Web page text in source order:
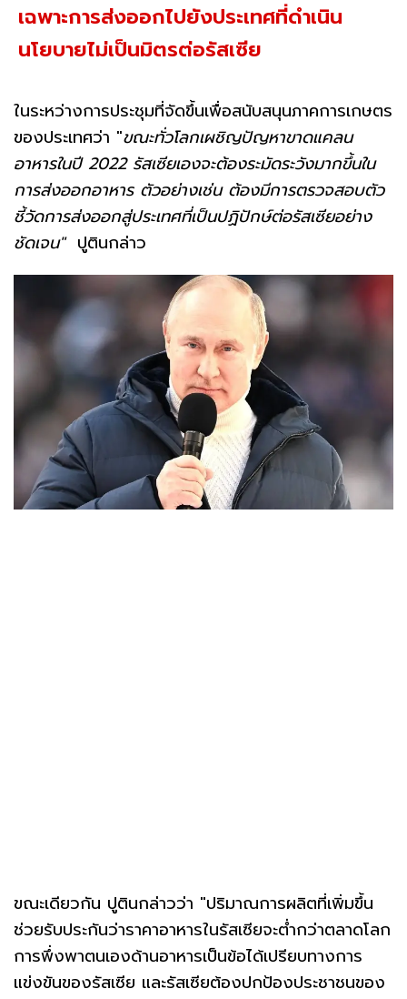
เฉพาะการส่งออกไปยังประเทศที่ดำเนิน
นโยบายไม่เป็นมิตรต่อรัสเซีย
ในระหว่างการประชุมที่จัดขึ้นเพื่อสนับสนุนภาคการเกษตร
ของประเทศว่า "ขณะทั่วโลกเผชิญปัญหาขาดแคลน
อาหารในปี 2022 รัสเซียเองจะต้องระมัดระวังมากขึ้นใน
การส่งออกอาหาร ตัวอย่างเช่น ต้องมีการตรวจสอบตัว
ชี้วัดการส่งออกสู่ประเทศที่เป็นปฏิปักษ์ต่อรัสเซียอย่าง
ชัดเจน" ปูตินกล่าว
ขณะเดียวกัน ปูตินกล่าวว่า "ปริมาณการผลิตที่เพิ่มขึ้น
ช่วยรับประกันว่าราคาอาหารในรัสเซียจะต่ำกว่าตลาดโลก
การพึ่งพาตนเองด้านอาหารเป็นข้อได้เปรียบทางการ
แข่งขันของรัสเซีย และรัสเซียต้องปกป้องประชาชนของ